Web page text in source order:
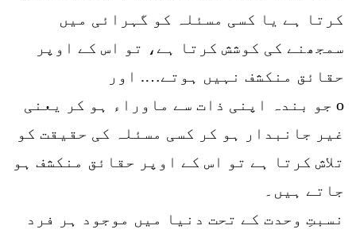
کرتا ہے یا کسی مسئلہ کو گہرائی میں
سمجھنے کی کوشش کرتا ہے، تو اس کے اوپر
حقائق منکشف نہیں ہوتے…. اور
o جو بندہ اپنی ذات سے ماوراء ہو کر یعنی
غیر جانبدار ہو کر کسی مسئلہ کی حقیقت کو
تلاش کرتا ہے تو اس کے اوپر حقائق منکشف ہو
جاتے ہیں۔
نسبتِ وحدت کے تحت دنیا میں موجود ہر فرد